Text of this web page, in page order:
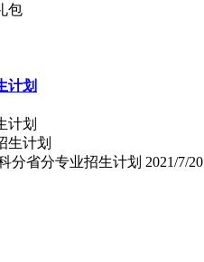
包
计划
计划
分省分专业招生计划 2021/7/20